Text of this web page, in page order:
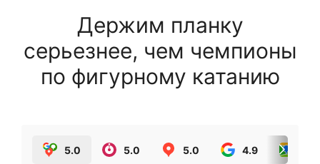
Держим планку
серьезнее, чем чемпионы
по фигурному катанию
5.0 5.0 5.0 4.9